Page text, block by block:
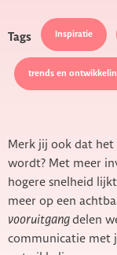
Tags Inspiratie
trends en
Merk jij ook dat
wordt? Met meer
hogere snelheid
meer op een
vooruitgang delen
communicatie met